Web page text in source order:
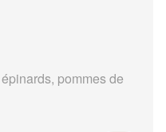
pommes de